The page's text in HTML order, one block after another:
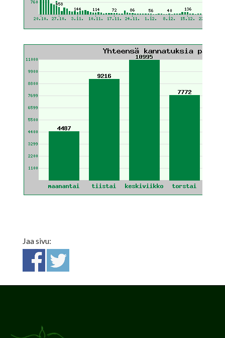
Jaa sivu: